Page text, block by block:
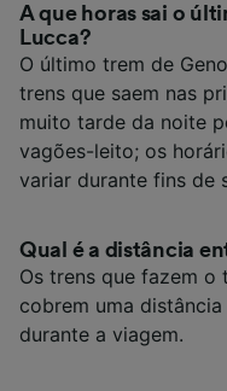
A que horas sai o
Lucca?
O último trem de
trens que saem nas
muito tarde da noite
vagões-leito; os
variar durante fins de
Qual é a distância
Os trens que fazem o
cobrem uma
durante a viagem.